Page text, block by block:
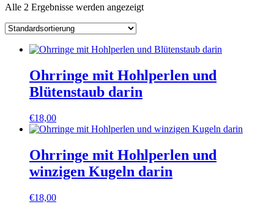
Alle 2 Ergebnisse werden angezeigt
Ohrringe mit Hohlperlen und
Blütenstaub darin
€18,00
Ohrringe mit Hohlperlen und
winzigen Kugeln darin
€18,00